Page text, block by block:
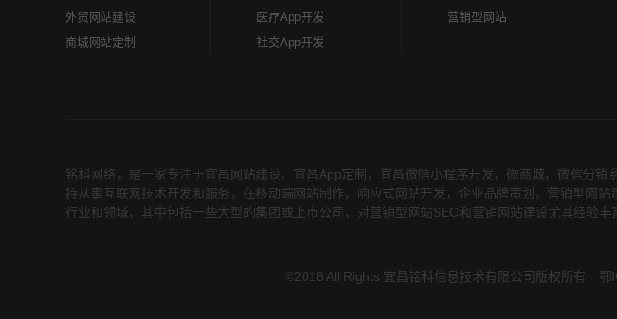
外贸网站建设
商城网站定制
医疗App开发
社交App开发
营销型网站
铭科网络，是一家专注于宜昌网站建设、 宜昌App定制 ， 宜昌微信小程序开发 ，微商城，微信分销
持从事互联网技术开发和服务，在移动端网站制作，响应式网站开发，企业品牌策划，营销型网
行业和领域，其中包括一些大型的集团或上市公司，对营销型网站SEO和营销网站建设尤其经验
©2018 All Rights 宜昌铭科信息技术有限公司版权所有 鄂